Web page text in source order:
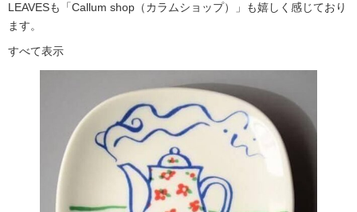
LEAVESも「Callum shop（カラムショップ）」も嬉しく感じており
ます。
すべて表示